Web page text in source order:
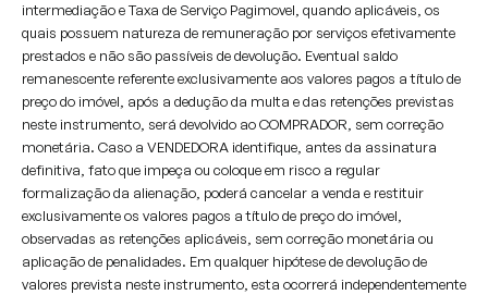
intermediação e Taxa de Serviço Pagimovel, quando aplicáveis, os
quais possuem natureza de remuneração por serviços efetivamente
prestados e não são passíveis de devolução. Eventual saldo
remanescente referente exclusivamente aos valores pagos a título de
preço do imóvel, após a dedução da multa e das retenções previstas
neste instrumento, será devolvido ao COMPRADOR, sem correção
monetária. Caso a VENDEDORA identifique, antes da assinatura
definitiva, fato que impeça ou coloque em risco a regular
formalização da alienação, poderá cancelar a venda e restituir
exclusivamente os valores pagos a título de preço do imóvel,
observadas as retenções aplicáveis, sem correção monetária ou
aplicação de penalidades. Em qualquer hipótese de devolução de
valores prevista neste instrumento, esta ocorrerá independentemente